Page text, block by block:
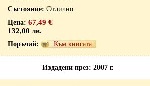
Отлично
67,49 €
132,00 лв.
Към книгата
Издадени през: 2007 г.